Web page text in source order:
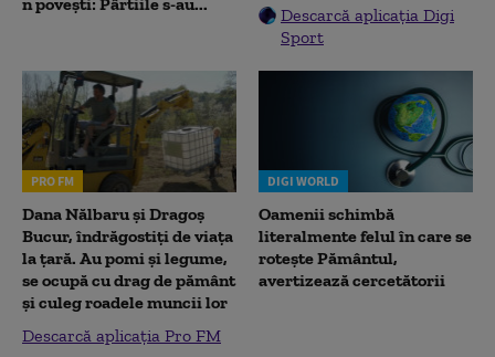
Descarcă aplicația Digi
Sport
PRO FM
Dana Nălbaru și Dragoș
Bucur, îndrăgostiți de viața
la țară. Au pomi și legume,
se ocupă cu drag de pământ
și culeg roadele muncii lor
Descarcă aplicația Pro FM
DIGI WORLD
Oamenii schimbă
literalmente felul în care se
rotește Pământul,
avertizează cercetătorii